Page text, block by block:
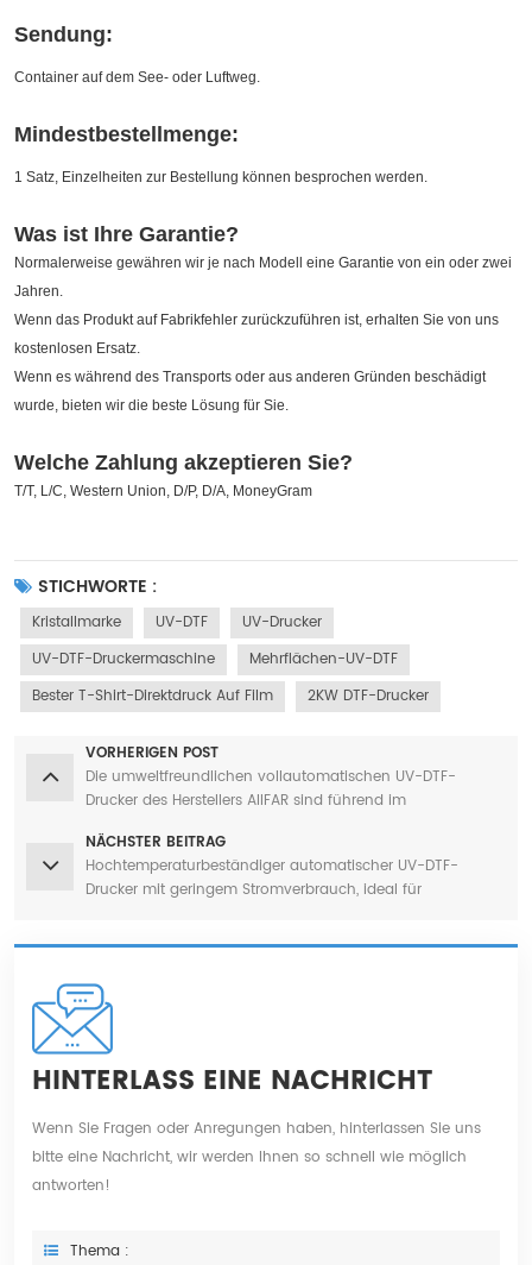
Sendung:
Container auf dem See- oder Luftweg.
Mindestbestellmenge:
1 Satz, Einzelheiten zur Bestellung können besprochen werden.
Was ist Ihre Garantie?
Normalerweise gewähren wir je nach Modell eine Garantie von ein oder zwei
Jahren.
Wenn das Produkt auf Fabrikfehler zurückzuführen ist, erhalten Sie von uns
kostenlosen Ersatz.
Wenn es während des Transports oder aus anderen Gründen beschädigt
wurde, bieten wir die beste Lösung für Sie.
Welche Zahlung akzeptieren Sie?
T/T, L/C, Western Union, D/P, D/A, MoneyGram
STICHWORTE :
Kristallmarke UV-DTF
UV-Drucker
UV-DTF-Druckermaschine
Mehrflächen-UV-DTF
Bester T-Shirt-Direktdruck Auf Film
2KW DTF-Drucker
VORHERIGEN POST
Die umweltfreundlichen vollautomatischen UV-DTF-
Drucker des Herstellers AIIFAR sind führend im
NÄCHSTER BEITRAG
Hochtemperaturbeständiger automatischer UV-DTF-
Drucker mit geringem Stromverbrauch, ideal für
HINTERLASS EINE NACHRICHT
Wenn Sie Fragen oder Anregungen haben, hinterlassen Sie uns
bitte eine Nachricht, wir werden Ihnen so schnell wie möglich
antworten!
Thema :